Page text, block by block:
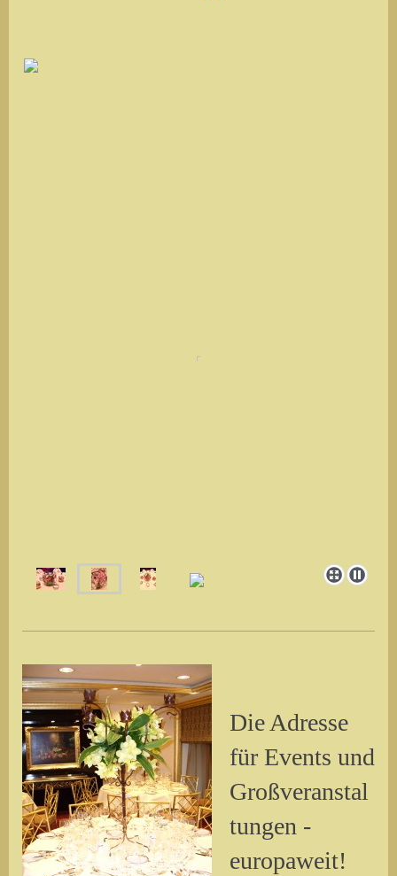
Die Adresse
für Events und
Großveranstal
tungen -
europaweit!